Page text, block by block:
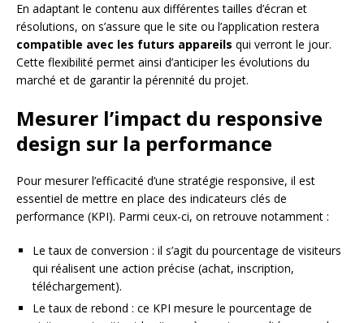
En adaptant le contenu aux différentes tailles d’écran et
résolutions, on s’assure que le site ou l’application restera
compatible avec les futurs appareils qui verront le jour.
Cette flexibilité permet ainsi d’anticiper les évolutions du
marché et de garantir la pérennité du projet.
Mesurer l’impact du responsive
design sur la performance
Pour mesurer l’efficacité d’une stratégie responsive, il est
essentiel de mettre en place des indicateurs clés de
performance (KPI). Parmi ceux-ci, on retrouve notamment :
Le taux de conversion : il s’agit du pourcentage de visiteurs
qui réalisent une action précise (achat, inscription,
téléchargement).
Le taux de rebond : ce KPI mesure le pourcentage de